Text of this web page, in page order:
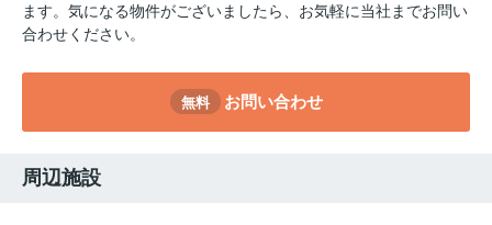
ます。気になる物件がございましたら、お気軽に当社までお問い
合わせください。
無料 お問い合わせ
周辺施設